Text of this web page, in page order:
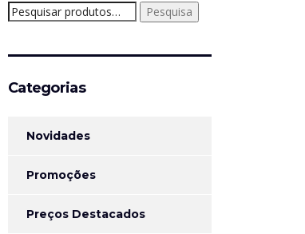
Pesquisar
por:
Pesquisa
Categorias
Novidades
Promoções
Preços Destacados